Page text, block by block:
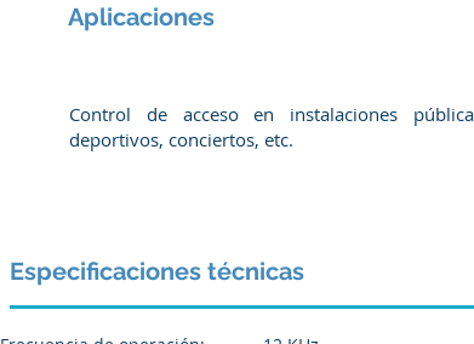
Aplicaciones
Control de acceso en instalaciones
deportivos, conciertos, etc.
Especificaciones técnicas